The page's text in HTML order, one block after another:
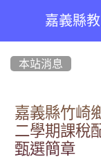
嘉義縣
本站消息
嘉義縣竹崎
二學期課稅
甄選簡章